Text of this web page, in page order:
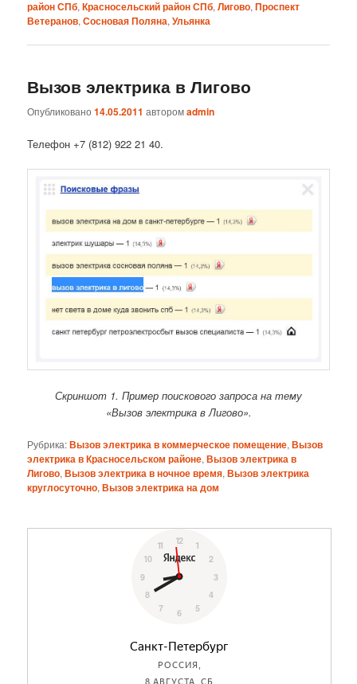
район СПб,Красносельский район СПб,Лигово,Проспект
Ветеранов,Сосновая Поляна,Ульянка
Вызов электрика в Лигово
Опубликовано14.05.2011 авторомadmin
Телефон +7 (812) 922 21 40.
Скриншот 1. Пример поискового запроса на тему
«Вызов электрика в Лигово».
Рубрика:Вызов электрика в коммерческое помещение,Вызов
электрика в Красносельском районе,Вызов электрика в
Лигово,Вызов электрика в ночное время,Вызов электрика
круглосуточно,Вызов электрика на дом